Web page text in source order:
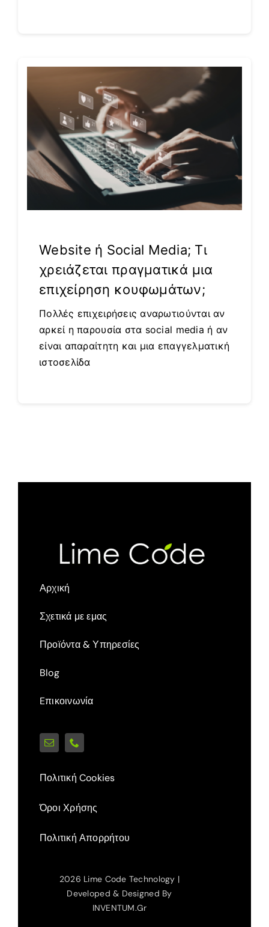
Website ή Social Media; Τι
χρειάζεται πραγματικά μια
επιχείρηση κουφωμάτων;
Πολλές επιχειρήσεις αναρωτιούνται αν
αρκεί η παρουσία στα social media ή αν
είναι απαραίτητη και μια επαγγελματική
ιστοσελίδα
Αρχική
Σχετικά με εμας
Προϊόντα & Υπηρεσίες
Blog
Eπικοινωνία
Πολιτική Cookies
Όροι Χρήσης
Πολιτική Απορρήτου
2026 Lime Code Technology |
Developed & Designed By
INVENTUM.gr